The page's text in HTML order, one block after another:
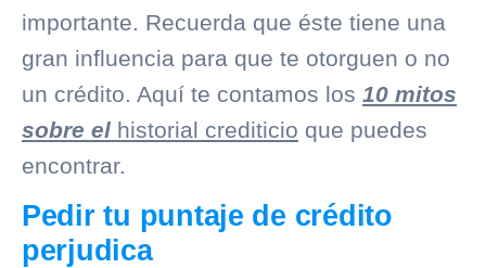
importante. Recuerda que éste tiene una
gran influencia para que te otorguen o no
un crédito. Aquí te contamos los 10 mitos
sobre el historial crediticio que puedes
encontrar.
Pedir tu puntaje de crédito
perjudica